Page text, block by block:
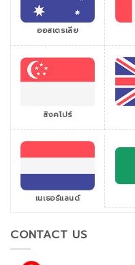
ออสเตรเลีย
สิงคโปร์
เนเธอร์แลนด์
CONTACT US